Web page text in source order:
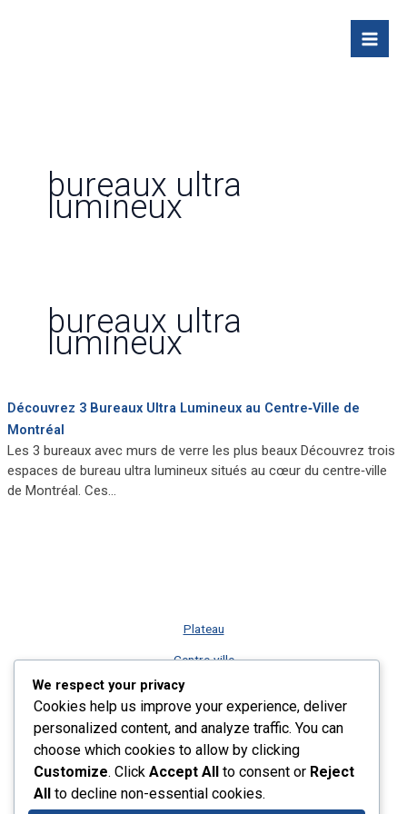
bureaux ultra
lumineux
bureaux ultra
lumineux
Découvrez 3 Bureaux Ultra Lumineux au Centre‑Ville de
Montréal
Les 3 bureaux avec murs de verre les plus beaux Découvrez trois
espaces de bureau ultra lumineux situés au cœur du centre‑ville
de Montréal. Ces…
Plateau
Centre-ville
Vieux-Montréal
Rive-Sud
Nos services
Plus récents listings
We respect your privacy
Cookies help us improve your experience, deliver
personalized content, and analyze traffic. You can
choose which cookies to allow by clicking
Customize. Click Accept All to consent or Reject
All to decline non-essential cookies.